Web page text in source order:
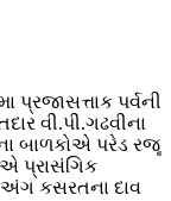
પ્રજાસત્તાક પર્વની
વી.પી.ગઢવીના
બાળકોએ પરેડ રજૂ
પ્રાસંગિક
કસરતના દાવ